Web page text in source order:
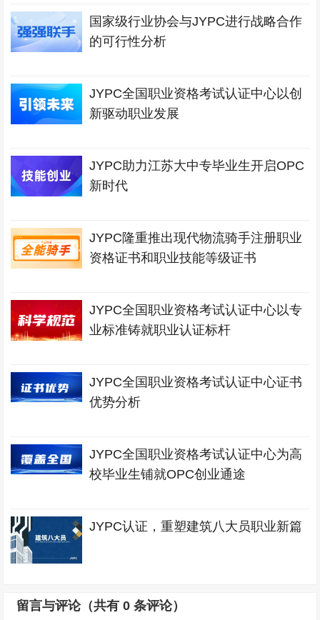
国家级行业协会与JYPC进行战略合作
的可行性分析
JYPC全国职业资格考试认证中心以创
新驱动职业发展
JYPC助力江苏大中专毕业生开启OPC
新时代
JYPC隆重推出现代物流骑手注册职业
资格证书和职业技能等级证书
JYPC全国职业资格考试认证中心以专
业标准铸就职业认证标杆
JYPC全国职业资格考试认证中心证书
优势分析
JYPC全国职业资格考试认证中心为高
校毕业生铺就OPC创业通途
JYPC认证，重塑建筑八大员职业新篇
留言与评论（共有0 条评论）